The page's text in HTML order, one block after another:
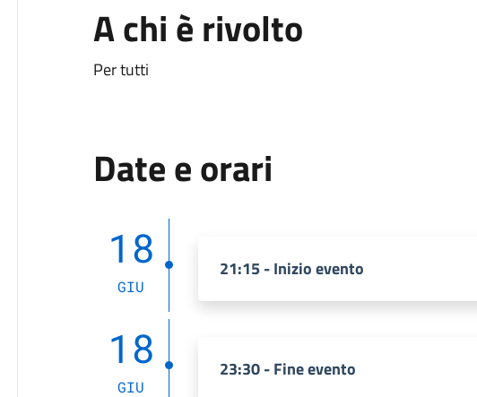
A chi è rivolto
Per tutti
Date e orari
18
GIU
21:15 - Inizio evento
18
GIU
23:30 - Fine evento